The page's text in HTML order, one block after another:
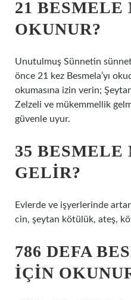
21 BESMELE
OKUNUR?
Unutulmuş Sünnetin
önce 21 kez Besmela’yı
okumasına izin verin;
Zelzeli ve mükemmellik
güvenle uyur.
35 BESMELE
GELIR?
Evlerde ve işyerlerinde
cin, şeytan kötülük, ateş,
786 DEFA
IÇIN